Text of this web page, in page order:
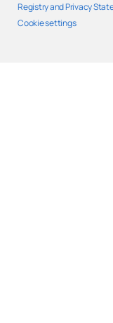
Registry and Privacy
Cookie settings